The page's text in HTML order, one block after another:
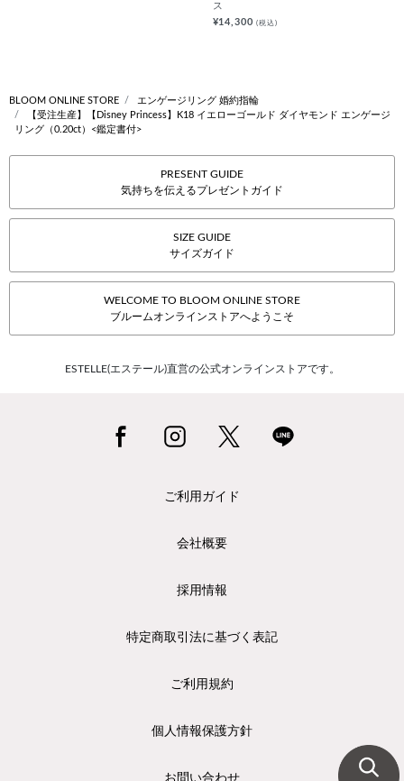
ス
¥14,300(税込)
BLOOM ONLINE STORE
エンゲージリング 婚約指輪
【受注生産】【Disney Princess】K18 イエローゴールド ダイヤモンド エンゲージ
リング（0.20ct）<鑑定書付>
PRESENT GUIDE
気持ちを伝えるプレゼントガイド
SIZE GUIDE
サイズガイド
WELCOME TO BLOOM ONLINE STORE
ブルームオンラインストアへようこそ
ESTELLE(エステール)直営の公式オンラインストアです。
ご利用ガイド
会社概要
採用情報
特定商取引法に基づく表記
ご利用規約
個人情報保護方針
お問い合わせ